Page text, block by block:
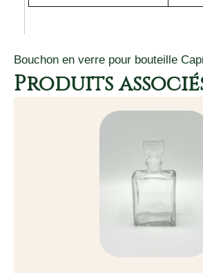
Bouchon en verre pour bouteille
Produits